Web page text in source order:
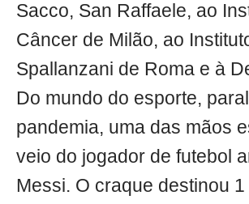
Sacco, San Raffaele, ao
Câncer de Milão, ao
Spallanzani de Roma e à
Do mundo do esporte,
pandemia, uma das mãos
veio do jogador de futebol
Messi. O craque destinou